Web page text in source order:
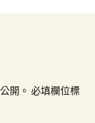
開。 必填欄位標